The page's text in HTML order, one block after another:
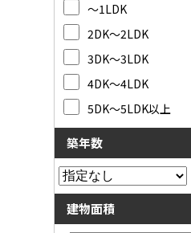
～1LDK
2DK～2LDK
3DK～3LDK
4DK～4LDK
5DK～5LDK以上
築年数
建物面積